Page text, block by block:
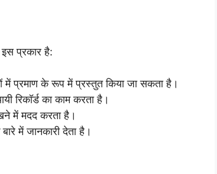
इस प्रकार है:
में प्रमाण के रूप में प्रस्तुत किया जा सकता है।
रिकॉर्ड का काम करता है।
में मदद करता है।
में जानकारी देता है।